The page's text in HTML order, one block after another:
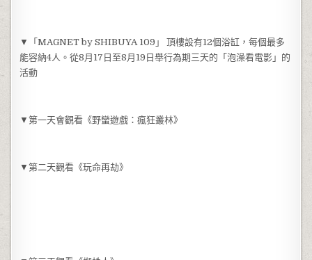
▼「MAGNET by SHIBUYA 109」 頂樓設有12個浴缸，每個最多
能容納4人。從8月17日至8月19日舉行為期三天的「泡澡看電影」的
活動
▼第一天會觀看《野蠻遊戲：瘋狂叢林》
▼第二天觀看《玩命再劫》